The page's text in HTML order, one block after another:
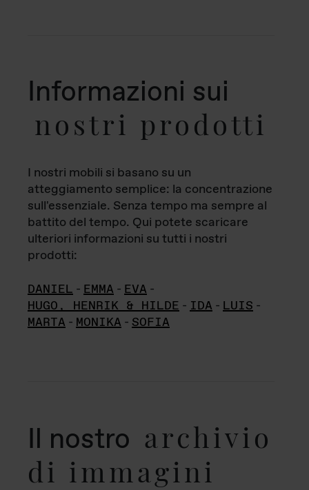
Informazioni sui
nostri prodotti
I nostri mobili si basano su un
atteggiamento semplice: la concentrazione
sull'essenziale. Senza tempo ma sempre al
battito del tempo. Qui potete scaricare
ulteriori informazioni su tutti i nostri
prodotti:
DANIEL - EMMA - EVA -
HUGO, HENRIK & HILDE - IDA - LUIS -
MARTA - MONIKA - SOFIA
Il nostro archivio
di immagini